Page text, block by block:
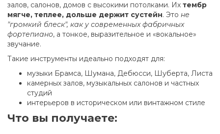
залов, салонов, домов с высокими потолками. Их тембр
мягче, теплее, дольше держит сустейн. Это не
"громкий блеск", как у современных фабричных
фортепиано, а тонкое, выразительное и «вокальное»
звучание.
Такие инструменты идеально подходят для:
музыки Брамса, Шумана, Дебюсси, Шуберта, Листа
камерных залов, музыкальных салонов и частных
студий
интерьеров в историческом или винтажном стиле
Что вы получаете: